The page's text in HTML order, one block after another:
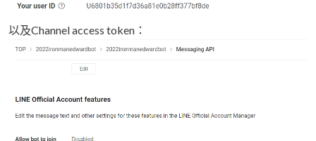
以及Channel access token：